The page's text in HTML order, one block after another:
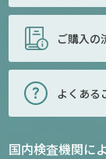
ご購入の
よくある
国内検査機関に